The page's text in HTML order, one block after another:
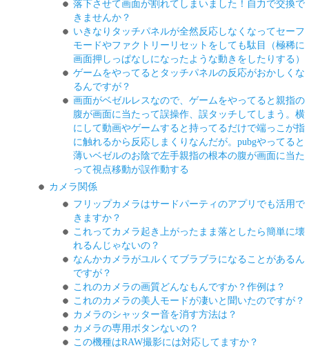
落下させて画面が割れてしまいました！自力で交換で
きませんか？
いきなりタッチパネルが全然反応しなくなってセーフ
モードやファクトリーリセットをしても駄目（極稀に
画面押しっぱなしになったような動きをしたりする）
ゲームをやってるとタッチパネルの反応がおかしくな
るんですが？
画面がベゼルレスなので、ゲームをやってると親指の
腹が画面に当たって誤操作、誤タッチしてしまう。横
にして動画やゲームすると持ってるだけで端っこが指
に触れるから反応しまくりなんだが。pubgやってると
薄いベゼルのお陰で左手親指の根本の腹が画面に当た
って視点移動が誤作動する
カメラ関係
フリップカメラはサードパーティのアプリでも活用で
きますか？
これってカメラ起き上がったまま落としたら簡単に壊
れるんじゃないの？
なんかカメラがユルくてブラブラになることがあるん
ですが？
これのカメラの画質どんなもんですか？作例は？
これのカメラの美人モードが凄いと聞いたのですが？
カメラのシャッター音を消す方法は？
カメラの専用ボタンないの？
この機種はRAW撮影には対応してますか？